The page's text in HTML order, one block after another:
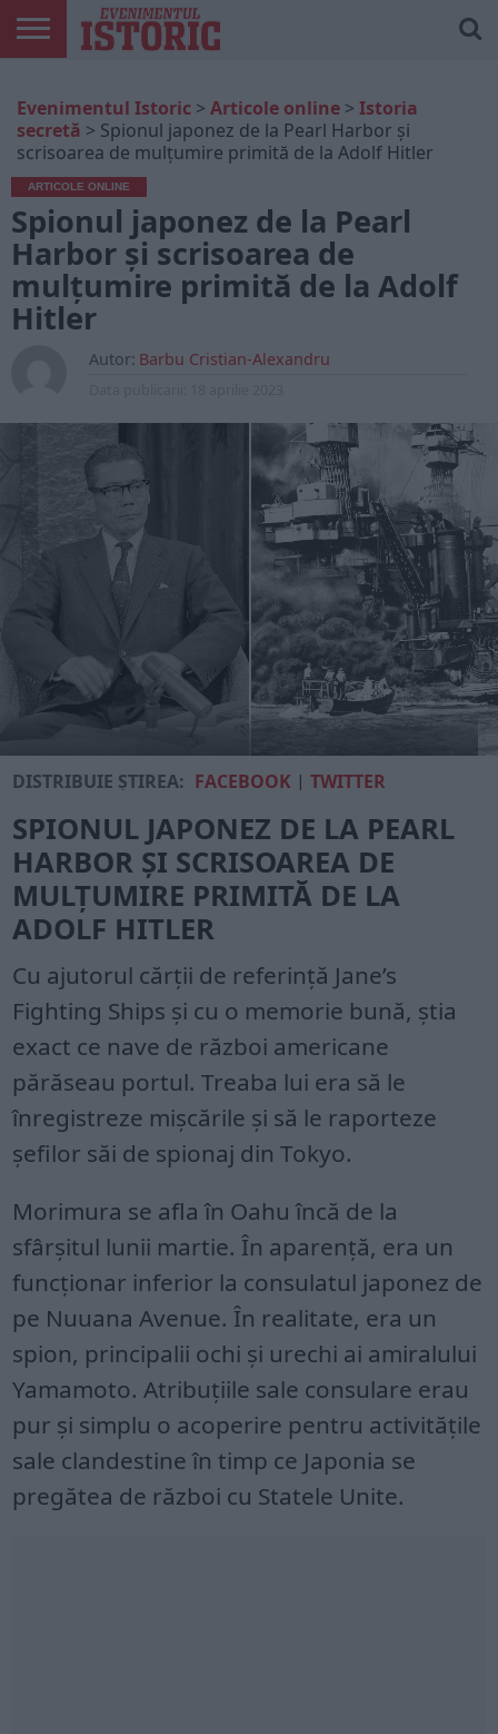
ONLINE
EDIȚII
TIPĂRITE
ISTORIC
PLAY
CONTUL
MEU
Evenimentul Istoric > Articole online > Istoria
secretă > Spionul japonez de la Pearl Harbor și
scrisoarea de mulțumire primită de la Adolf Hitler
ARTICOLE ONLINE
Spionul japonez de la Pearl
Harbor și scrisoarea de
mulțumire primită de la Adolf
Hitler
Autor: Barbu Cristian-Alexandru
DISTRIBUIE ȘTIREA: FACEBOOK |TWITTER
SPIONUL JAPONEZ DE LA PEARL
HARBOR ȘI SCRISOAREA DE
MULȚUMIRE PRIMITĂ DE LA
ADOLF HITLER
Cu ajutorul cărții de referință Jane’s
Fighting Ships și cu o memorie bună, știa
exact ce nave de război americane
părăseau portul. Treaba lui era să le
înregistreze mișcările și să le raporteze
șefilor săi de spionaj din Tokyo.
Morimura se afla în Oahu încă de la
sfârșitul lunii martie. În aparență, era un
funcționar inferior la consulatul japonez de
pe Nuuana Avenue. În realitate, era un
spion, principalii ochi și urechi ai amiralului
Yamamoto. Atribuțiile sale consulare erau
pur și simplu o acoperire pentru activitățile
sale clandestine în timp ce Japonia se
pregătea de război cu Statele Unite.